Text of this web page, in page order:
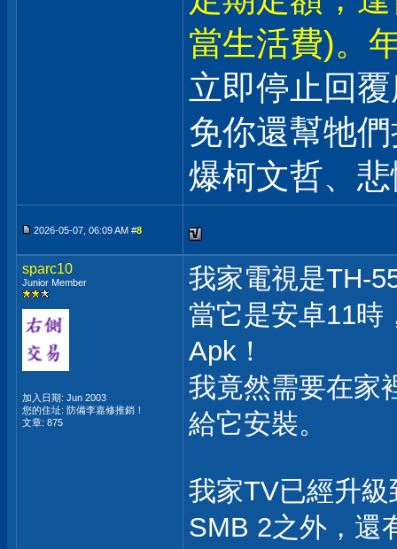
當生活費)。
立即停止回
免你還幫牠
爆柯文哲、
2026-05-07, 06:09 AM #8
sparc10
Junior Member
加入日期: Jun 2003
您的住址: 防備李嘉修推銷！
文章: 875
我家電視是TH-
當它是安卓11時
Apk！
我竟然需要在家
給它安裝。
我家TV已經升
SMB 2之外，還